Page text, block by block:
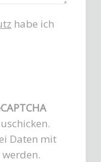
habe ich
Daten mit